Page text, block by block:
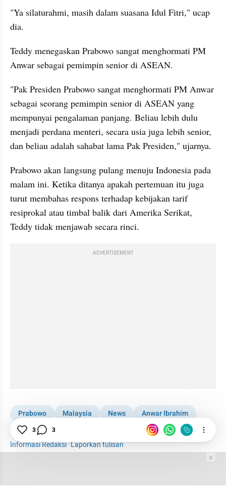
"Ya silaturahmi, masih dalam suasana Idul Fitri," ucap
dia.
Teddy menegaskan Prabowo sangat menghormati PM
Anwar sebagai pemimpin senior di ASEAN.
"Pak Presiden Prabowo sangat menghormati PM Anwar
sebagai seorang pemimpin senior di ASEAN yang
mempunyai pengalaman panjang. Beliau lebih dulu
menjadi perdana menteri, secara usia juga lebih senior,
dan beliau adalah sahabat lama Pak Presiden," ujarnya.
Prabowo akan langsung pulang menuju Indonesia pada
malam ini. Ketika ditanya apakah pertemuan itu juga
turut membahas respons terhadap kebijakan tarif
resiprokal atau timbal balik dari Amerika Serikat,
Teddy tidak menjawab secara rinci.
ADVERTISEMENT
Prabowo Malaysia News
Anwar Ibrahim
Ajudan
Informasi Redaksi·Laporkan tulisan
3 3